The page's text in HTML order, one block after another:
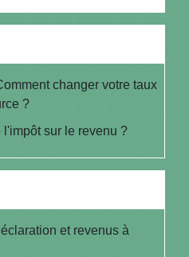
changer votre taux
?
sur le revenu ?
et revenus à